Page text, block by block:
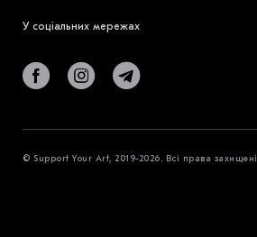
У соціальних мережах
© Support Your Art, 2019-2026. Всі права захищені